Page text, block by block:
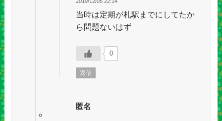
当時は定期が札駅までにしてたか
ら問題ないはず
0
返信
匿名